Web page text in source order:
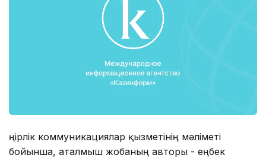
Өңірлік коммуникациялар қызметінің мәліметі
бойынша, аталмыш жобаның авторы - еңбек